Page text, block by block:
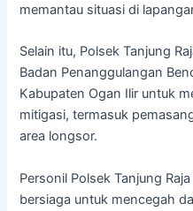
memantau situasi di
Selain itu, Polsek Tanjung
Badan Penanggulangan
Kabupaten Ogan Ilir untuk
mitigasi, termasuk
area longsor.
Personil Polsek Tanjung
bersiaga untuk mencegah